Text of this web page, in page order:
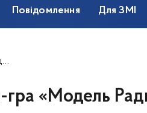
Повідомлення Для ЗМІ
гра «Модель